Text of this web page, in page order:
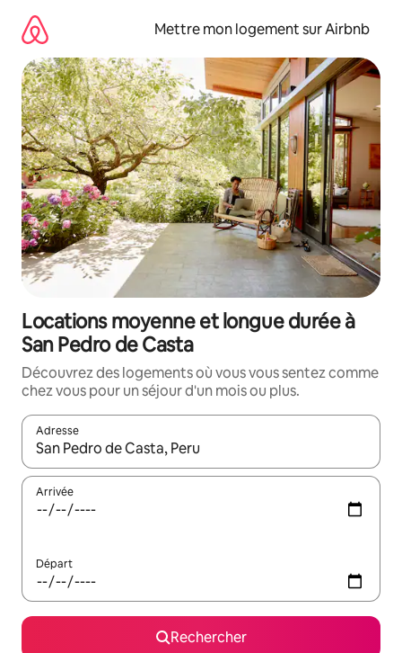
directement
contenu
Mettre mon logement sur Airbnb
Locations moyenne et longue durée à
San Pedro de Casta
Découvrez des logements où vous vous sentez comme
chez vous pour un séjour d'un mois ou plus.
Adresse
Lorsque les résultats s'affichent, utilisez les flèches vers le
Arrivée
Départ
Rechercher